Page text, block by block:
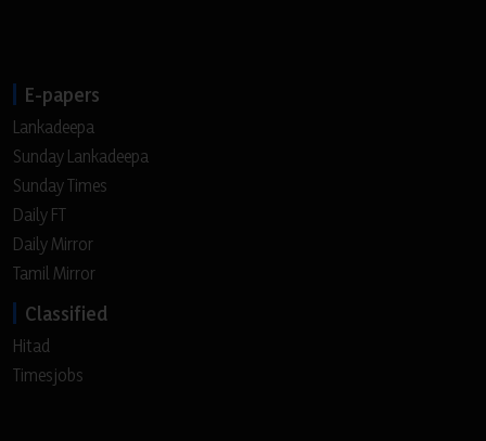
E-papers
Lankadeepa
Sunday Lankadeepa
Sunday Times
Daily FT
Daily Mirror
Tamil Mirror
Classified
Hitad
Timesjobs